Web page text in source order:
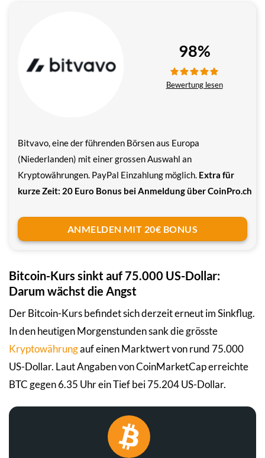
Bitvavo, eine der führenden Börsen aus Europa
(Niederlanden) mit einer grossen Auswahl an
Kryptowährungen. PayPal Einzahlung möglich. Extra für
kurze Zeit: 20 Euro Bonus bei Anmeldung über CoinPro.ch
98%
Bewertung lesen
ANMELDEN MIT 20€ BONUS
Bitcoin-Kurs sinkt auf 75.000 US-Dollar:
Darum wächst die Angst
Der Bitcoin-Kurs befindet sich derzeit erneut im Sinkflug.
In den heutigen Morgenstunden sank die grösste
Kryptowährungauf einen Marktwert von rund 75.000
US-Dollar. Laut Angaben von CoinMarketCap erreichte
BTC gegen 6.35 Uhr ein Tief bei 75.204 US-Dollar.